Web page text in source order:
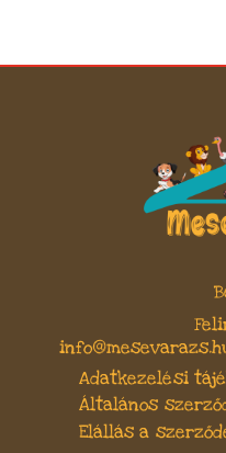
Adatkezelési
Általános
Elállás a